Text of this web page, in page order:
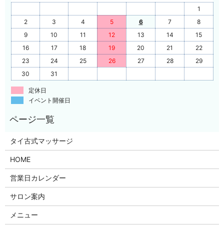
1
2
3 4 5 6 7
8
9
10 11 12 13 14
15
16
17 18 19 20 21
22
23
24 25 26 27 28
29
30
31
定休日
イベント開催日
タイ古式マッサージ
HOME
営業日カレンダー
サロン案内
メニュー